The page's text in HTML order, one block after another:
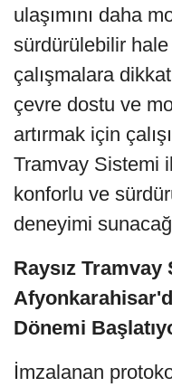
ulaşımını daha
sürdürülebilir hale
çalışmalara
çevre dostu ve
artırmak için
Tramvay Sistemi
konforlu ve
deneyimi
Raysız Tramvay
Dönemi
İmzalanan